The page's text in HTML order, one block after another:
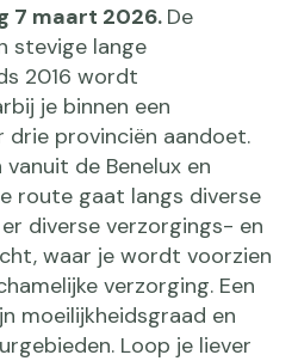
7 maart 2026. De
stevige lange
2016 wordt
je binnen een
provinciën aandoet.
de Benelux en
route gaat langs diverse
diverse verzorgings- en
waar je wordt voorzien
verzorging. Een
moeilijkheidsgraad en
Loop je liever